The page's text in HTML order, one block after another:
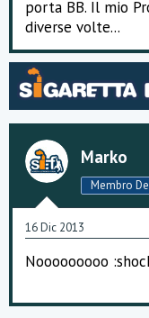
porta BB. Il mio
diverse volte...
Marko
Membro
16 Dic 2013
Nooooooooo